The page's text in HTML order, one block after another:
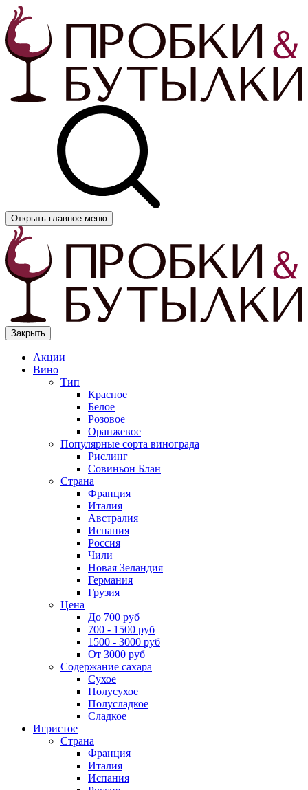
Открыть главное меню
Закрыть
Акции
Вино
Тип
Красное
Белое
Розовое
Оранжевое
Популярные сорта винограда
Рислинг
Совиньон Блан
Страна
Франция
Италия
Австралия
Испания
Россия
Чили
Новая Зеландия
Германия
Грузия
Цена
До 700 руб
700 - 1500 руб
1500 - 3000 руб
От 3000 руб
Содержание сахара
Сухое
Полусухое
Полусладкое
Сладкое
Игристое
Страна
Франция
Италия
Испания